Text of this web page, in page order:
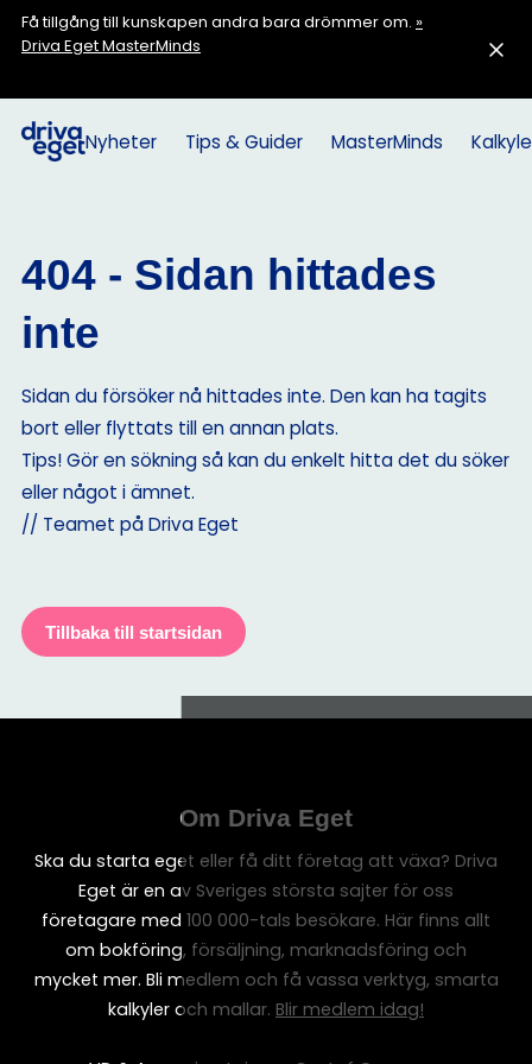
Få tillgång till kunskapen andra bara drömmer om. »
Driva Eget MasterMinds
Nyheter Tips & Guider MasterMinds
404 - Sidan hittades
inte
Sidan du försöker nå hittades inte. Den kan ha tagits
bort eller flyttats till en annan plats.
Tips! Gör en sökning så kan du enkelt hitta det du söker
eller något i ämnet.
// Teamet på Driva Eget
Tillbaka till startsidan
Om Driva Eget
Ska du starta eget eller få ditt företag att växa? Driva
Eget är en av Sveriges största sajter för oss
företagare med 100 000-tals besökare. Här finns allt
om bokföring, försäljning, marknadsföring och
mycket mer. Bli medlem och få vassa verktyg, smarta
kalkyler och mallar. Blir medlem idag!